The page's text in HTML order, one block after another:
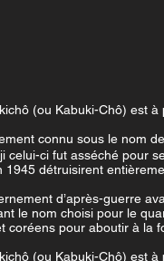
(ou Kabuki-Chô) est
connu sous le nom
celui-ci fut asséché pour
1945 détruisirent
d’après-guerre
le nom choisi pour le
coréens pour aboutir à la
(ou Kabuki-Chô) est à